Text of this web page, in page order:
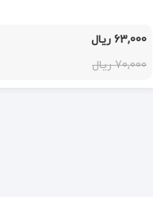
63,000 ریال
70,000 ریال